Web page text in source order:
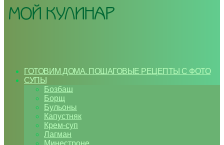
ГОТОВИМ ДОМА. ПОШАГОВЫЕ РЕЦЕПТЫ С ФОТО
СУПЫ
Бозбаш
Борщ
Бульоны
Капустняк
Крем-суп
Лагман
Минестроне